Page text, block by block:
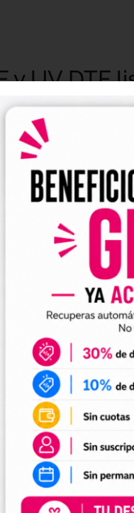
y UV DTF
DTF y UV DTF
,
de forma rápida
y archivos
en tus trabajos de
DTF textil
ideales para crear
preparación de tus
el tamaño a tus
UV DTF
UV DTF, perfectos
opciones a tu
de impresión.